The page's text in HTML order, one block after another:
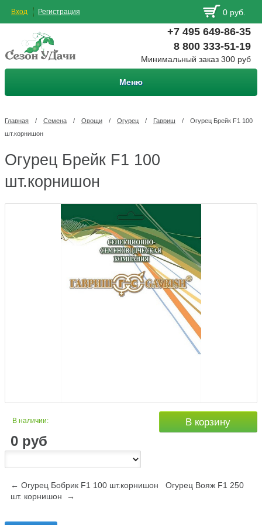
Вход Регистрация 0 руб.
+7 495 649-86-35
8 800 333-51-19
Минимальный заказ 300 руб
Меню
Главная / Семена / Овощи / Огурец / Гавриш /
Огурец Брейк F1 100
шт.корнишон
Огурец Брейк F1 100
шт.корнишон
В наличии:
0 руб
В корзину
← Огурец Бобрик F1 100 шт.корнишон
Огурец Вояж F1 250
шт. корнишон →